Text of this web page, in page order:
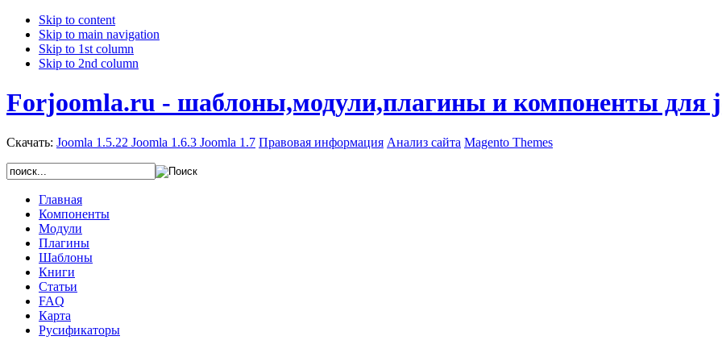
Skip to content
Skip to main navigation
Skip to 1st column
Skip to 2nd column
Forjoomla.ru - шаблоны,модули,плагины и компоненты для
Скачать: Joomla 1.5.22 Joomla 1.6.3 Joomla 1.7 Правовая информация Анализ сайта Magento Themes
Главная
Компоненты
Модули
Плагины
Шаблоны
Книги
Статьи
FAQ
Карта
Русификаторы